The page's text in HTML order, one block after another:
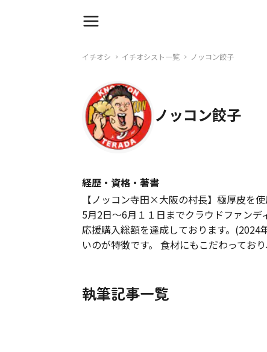
イチオシ イチオシスト一覧 ノッコン餃子
ノッコン餃子
経歴・資格・著書
【ノッコン寺田×大阪の村長】極厚皮を
5月2日〜6月１１日までクラウドファン
応援購入総額を達成しております。
いのが特徴です。 食材にもこだわってお
執筆記事一覧